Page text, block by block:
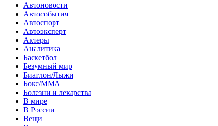
Автоновости
Автособытия
Автоспорт
Автоэксперт
Актеры
Аналитика
Баскетбол
Безумный мир
Биатлон/Лыжи
Бокс/MMA
Болезни и лекарства
В мире
В России
Вещи